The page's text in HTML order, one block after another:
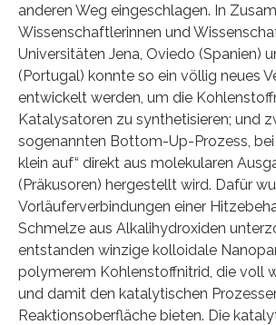
anderen Weg eingeschlagen. In
Wissenschaftlerinnen und
Universitäten Jena, Oviedo (Spanien)
(Portugal) konnte so ein völlig neues
entwickelt werden, um die
Katalysatoren zu synthetisieren; und
sogenannten Bottom-Up-Prozess, bei
klein auf“ direkt aus molekularen
(Präkusoren) hergestellt wird. Dafür
Vorläuferverbindungen einer
Schmelze aus Alkalihydroxiden
entstanden winzige kolloidale
polymerem Kohlenstoffnitrid, die voll
und damit den katalytischen
Reaktionsoberfläche bieten. Die